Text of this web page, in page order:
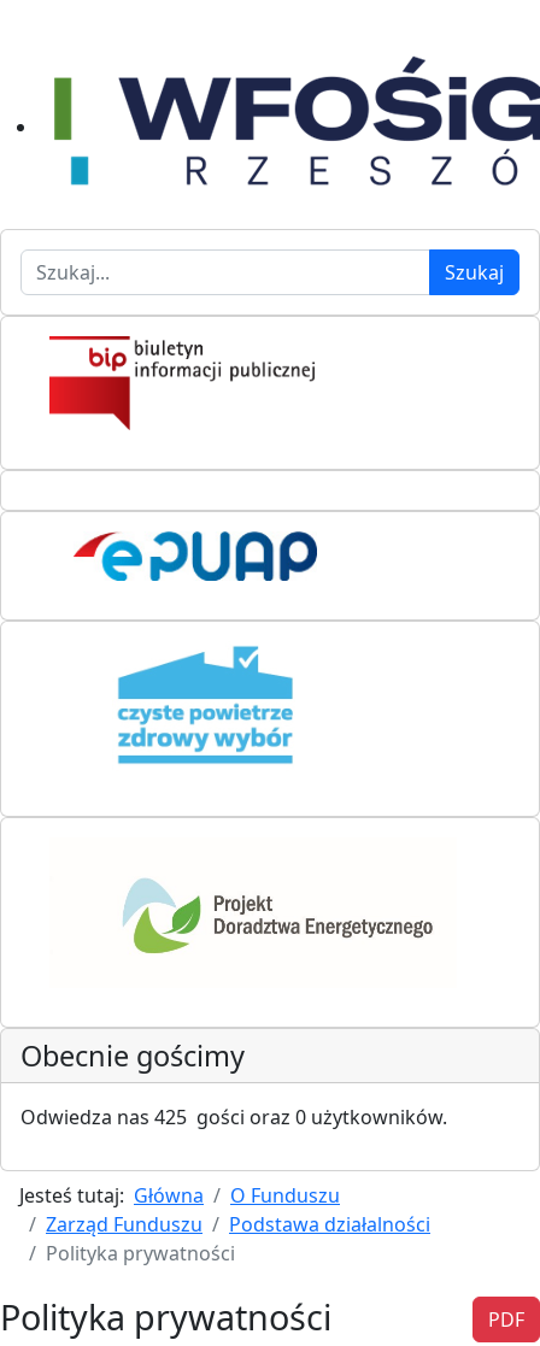
Szukaj Szukaj
Obecnie gościmy
Odwiedza nas 425 gości oraz 0 użytkowników.
Jesteś tutaj: Główna
O Funduszu
Zarząd Funduszu
Podstawa działalności
Polityka prywatności
PDF
Polityka prywatności